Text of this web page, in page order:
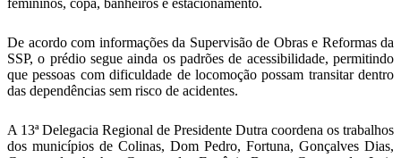
femininos, copa, banheiros e estacionamento.
De acordo com informações da Supervisão de Obras e Reformas da
SSP, o prédio segue ainda os padrões de acessibilidade, permitindo
que pessoas com dificuldade de locomoção possam transitar dentro
das dependências sem risco de acidentes.
A 13ª Delegacia Regional de Presidente Dutra coordena os trabalhos
dos municípios de Colinas, Dom Pedro, Fortuna, Gonçalves Dias,